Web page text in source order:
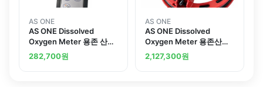
AS ONE
AS ONE Dissolved
Oxygen Meter 용존 산소
계
282,700원
AS ONE
AS ONE Dissolved
Oxygen Meter 용존산소
계
2,127,300원